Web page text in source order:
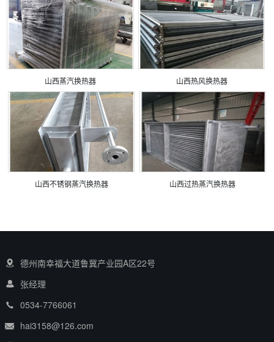
山西蒸汽换热器 山西热风换热器
山西不锈钢蒸汽换热器 山西过热蒸汽换热器
德州南幸福大道鲁冀产业园A区22号
张经理
0534-7766061
hai3158@126.com